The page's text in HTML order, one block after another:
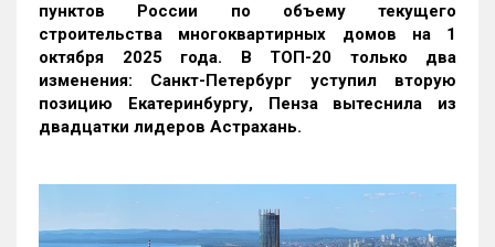
пунктов России по объему текущего
строительства многоквартирных домов на 1
октября 2025 года. В ТОП-20 только два
изменения: Санкт-Петербург уступил вторую
позицию Екатеринбургу, Пенза вытеснила из
двадцатки лидеров Астрахань.